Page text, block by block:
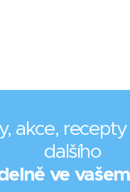
akce,
dalšího
ve